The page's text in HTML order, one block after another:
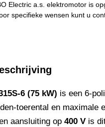
Electric a.s. elektromotor is
specifieke wensen kunt u
6 (75 kW) is een 6-
toerental en
aansluiting op 400 V is